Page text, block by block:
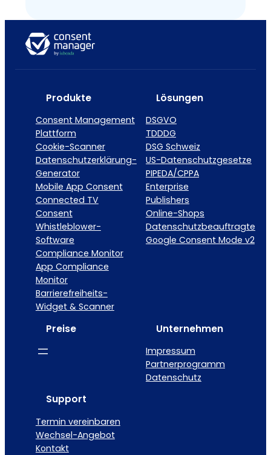
Produkte
Consent Management
Plattform
Cookie-Scanner
Datenschutzerklärung-
Generator
Mobile App Consent
Connected TV
Consent
Whistleblower-
Software
Compliance Monitor
App Compliance
Monitor
Barrierefreiheits-
Widget & Scanner
Lösungen
DSGVO
TDDDG
DSG Schweiz
US-Datenschutzgesetze
PIPEDA/CPPA
Enterprise
Publishers
Online-Shops
Datenschutzbeauftragte
Google Consent Mode v2
Preise Unternehmen
Impressum
Partnerprogramm
Datenschutz
Support
Termin vereinbaren
Wechsel-Angebot
Kontakt